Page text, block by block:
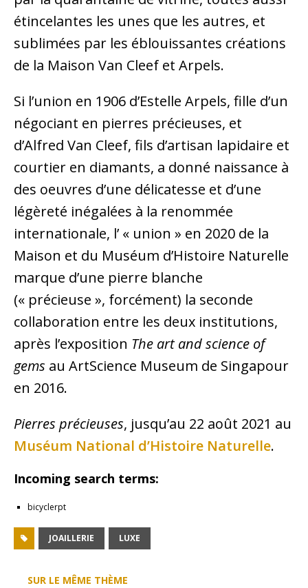
étincelantes les unes que les autres, et
sublimées par les éblouissantes créations
de la Maison Van Cleef et Arpels.
Si l’union en 1906 d’Estelle Arpels, fille d’un
négociant en pierres précieuses, et
d’Alfred Van Cleef, fils d’artisan lapidaire et
courtier en diamants, a donné naissance à
des oeuvres d’une délicatesse et d’une
légèreté inégalées à la renommée
internationale, l’ « union » en 2020 de la
Maison et du Muséum d’Histoire Naturelle
marque d’une pierre blanche
(« précieuse », forcément) la seconde
collaboration entre les deux institutions,
après l’exposition The art and science of
gems au ArtScience Museum de Singapour
en 2016.
Pierres précieuses, jusqu’au 22 août 2021 au
Muséum National d’Histoire Naturelle.
Incoming search terms:
bicyclerpt
JOAILLERIE LUXE
SUR LE MÊME THÈME